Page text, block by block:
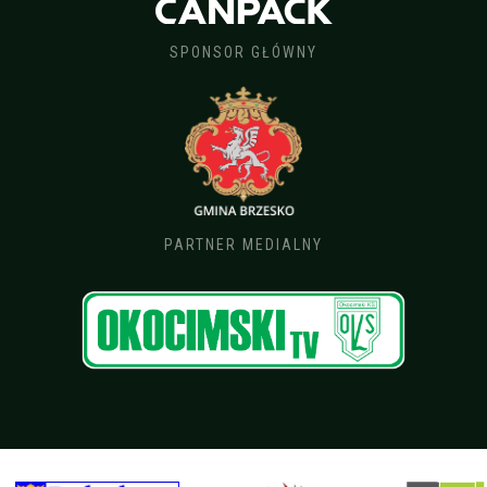
SPONSOR GŁÓWNY
PARTNER MEDIALNY